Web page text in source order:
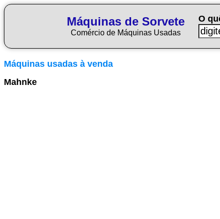
Máquinas de Sorvete
Comércio de Máquinas Usadas
O
Máquinas usadas à venda
Mahnke